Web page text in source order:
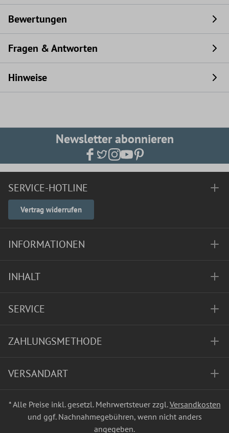
Bewertungen
Fragen & Antworten
Hinweise
Newsletter abonnieren
SERVICE-HOTLINE
Vertrag widerrufen
INFORMATIONEN
INHALT
SERVICE
ZAHLUNGSMETHODE
VERSANDART
* Alle Preise inkl. gesetzl. Mehrwertsteuer zzgl.Versandkosten
und ggf. Nachnahmegebühren, wenn nicht anders
angegeben.